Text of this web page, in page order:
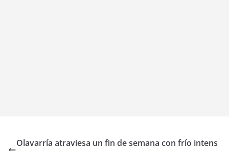
Olavarría atraviesa un fin de semana con frío intens